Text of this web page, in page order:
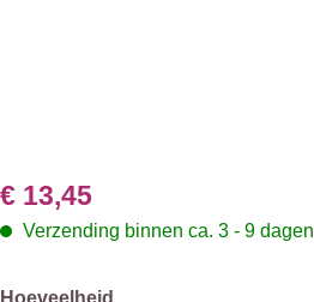
€ 13,45
Verzending binnen ca. 3 - 9 dagen
Selecteer
Hoeveelheid